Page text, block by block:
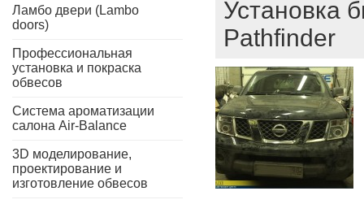
Ламбо двери (Lambo
doors)
Профессиональная
установка и покраска
обвесов
Система ароматизации
салона Air-Balance
3D моделирование,
проектирование и
изготовление обвесов
Установка
Pathfinder